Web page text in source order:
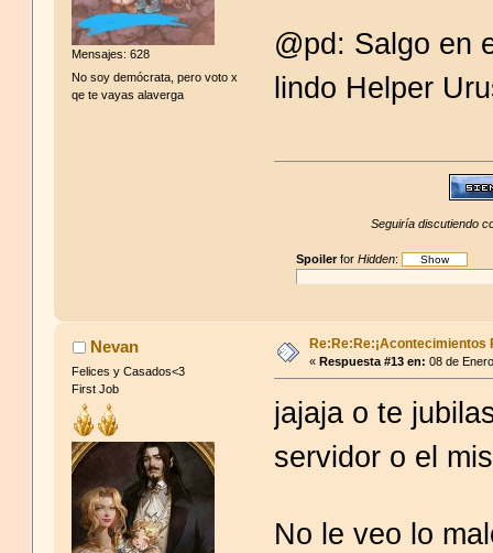
Mensajes: 628
No soy demócrata, pero voto x
qe te vayas alaverga
@pd: Salgo en
lindo Helper
Seguiría discutiendo
SpoilerforHidden:
Nevan
Felices y Casados<3
First Job
Re:Re:Re:¡Acontecimientos
«Respuesta #13 en: 08 de
jajaja o te
servidor o el
No le veo lo